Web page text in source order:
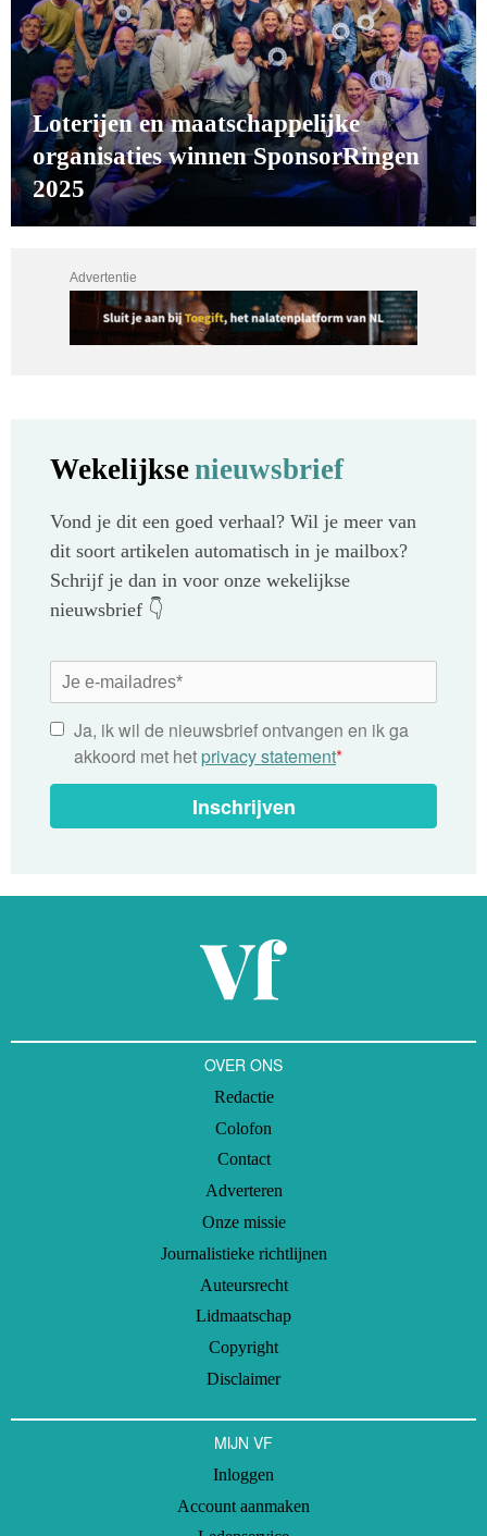
Loterijen en maatschappelijke
organisaties winnen SponsorRingen
2025
Advertentie
Wekelijksenieuwsbrief
Vond je dit een goed verhaal? Wil je meer van
dit soort artikelen automatisch in je mailbox?
Schrijf je dan in voor onze wekelijkse
nieuwsbrief 👇
Ja, ik wil de nieuwsbrief ontvangen en ik ga
akkoord met het privacy statement*
Inschrijven
OVER ONS
Redactie
Colofon
Contact
Adverteren
Onze missie
Journalistieke richtlijnen
Auteursrecht
Lidmaatschap
Copyright
Disclaimer
MIJN VF
Inloggen
Account aanmaken